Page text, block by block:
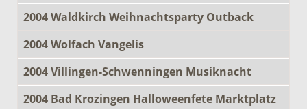
2004 Waldkirch Weihnachtsparty Outback
2004 Wolfach Vangelis
2004 Villingen-Schwenningen Musiknacht
2004 Bad Krozingen Halloweenfete Marktplatz